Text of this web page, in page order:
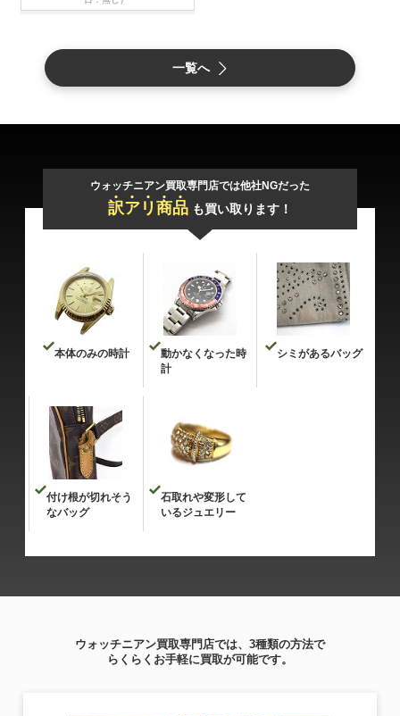
一覧へ
ウォッチニアン買取専門店では他社NGだった
訳アリ 商品も買い取ります！
本体のみの時計
動かなくなった時
計
シミがあるバッグ
付け根が切れそう
なバッグ
石取れや変形して
いるジュエリー
ウォッチニアン買取専門店では、3種類の方法で
らくらくお手軽に買取が可能です。